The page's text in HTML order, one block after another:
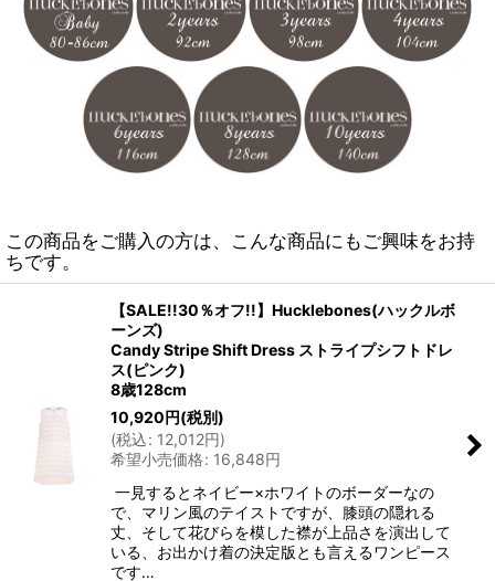
この商品をご購入の方は、こんな商品にもご興味をお持
ちです。
【SALE!!30％オフ!!】Hucklebones(ハックルボ
ーンズ)
Candy Stripe Shift Dress ストライプシフトドレ
ス(ピンク)
8歳128cm
10,920円(税別)
(税込: 12,012円)
希望小売価格: 16,848円
一見するとネイビー×ホワイトのボーダーなの
で、マリン風のテイストですが、膝頭の隠れる
丈、そして花びらを模した襟が上品さを演出して
いる、お出かけ着の決定版とも言えるワンピース
です…